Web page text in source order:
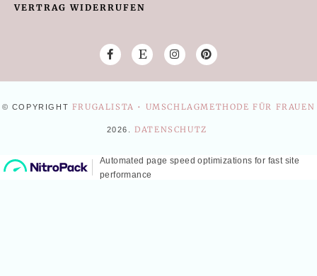
VERTRAG WIDERRUFEN
© COPYRIGHT FRUGALISTA • UMSCHLAGMETHODE FÜR FRAUEN
2026 DATENSCHUTZ